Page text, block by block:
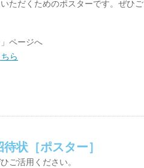
ただくためのポスターです。ぜひご
ページへ
ら
状［ポスター］
ご活用ください。